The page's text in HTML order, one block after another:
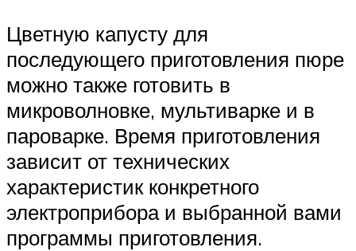
Цветную капусту для
последующего приготовления пюре
можно также готовить в
микроволновке, мультиварке и в
пароварке. Время приготовления
зависит от технических
характеристик конкретного
электроприбора и выбранной вами
программы приготовления.